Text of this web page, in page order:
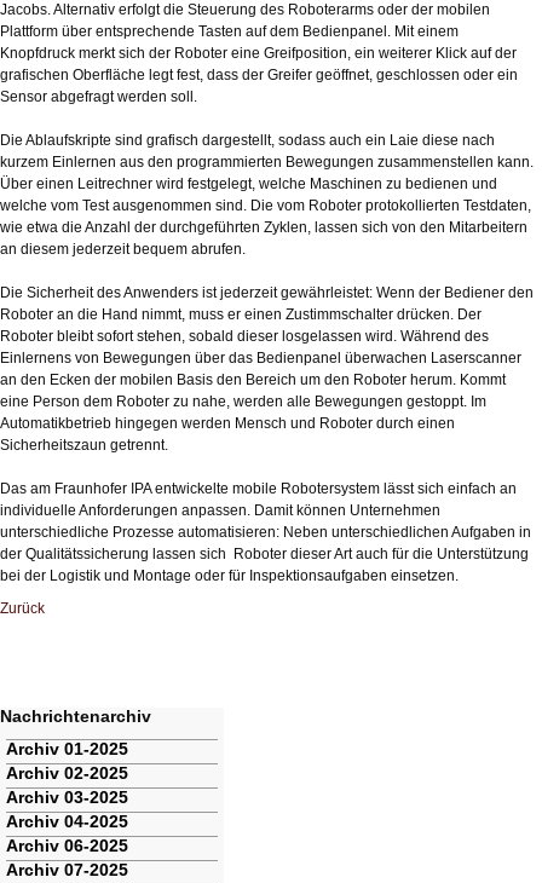
Jacobs. Alternativ erfolgt die Steuerung des Roboterarms oder der mobilen
Plattform über entsprechende Tasten auf dem Bedienpanel. Mit einem
Knopfdruck merkt sich der Roboter eine Greifposition, ein weiterer Klick auf der
grafischen Oberfläche legt fest, dass der Greifer geöffnet, geschlossen oder ein
Sensor abgefragt werden soll.
Die Ablaufskripte sind grafisch dargestellt, sodass auch ein Laie diese nach
kurzem Einlernen aus den programmierten Bewegungen zusammenstellen kann.
Über einen Leitrechner wird festgelegt, welche Maschinen zu bedienen und
welche vom Test ausgenommen sind. Die vom Roboter protokollierten Testdaten,
wie etwa die Anzahl der durchgeführten Zyklen, lassen sich von den Mitarbeitern
an diesem jederzeit bequem abrufen.
Die Sicherheit des Anwenders ist jederzeit gewährleistet: Wenn der Bediener den
Roboter an die Hand nimmt, muss er einen Zustimmschalter drücken. Der
Roboter bleibt sofort stehen, sobald dieser losgelassen wird. Während des
Einlernens von Bewegungen über das Bedienpanel überwachen Laserscanner
an den Ecken der mobilen Basis den Bereich um den Roboter herum. Kommt
eine Person dem Roboter zu nahe, werden alle Bewegungen gestoppt. Im
Automatikbetrieb hingegen werden Mensch und Roboter durch einen
Sicherheitszaun getrennt.
Das am Fraunhofer IPA entwickelte mobile Robotersystem lässt sich einfach an
individuelle Anforderungen anpassen. Damit können Unternehmen
unterschiedliche Prozesse automatisieren: Neben unterschiedlichen Aufgaben in
der Qualitätssicherung lassen sich Roboter dieser Art auch für die Unterstützung
bei der Logistik und Montage oder für Inspektionsaufgaben einsetzen.
Zurück
Nachrichtenarchiv
Navigation
überspringen
Archiv 01-2025
Archiv 02-2025
Archiv 03-2025
Archiv 04-2025
Archiv 06-2025
Archiv 07-2025